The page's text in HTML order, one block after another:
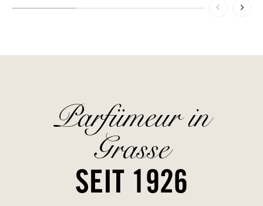
Parfümeur in
Grasse
SEIT 1926